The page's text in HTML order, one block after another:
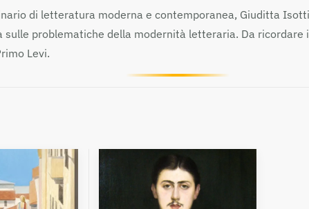
di letteratura moderna e contemporanea, Giuditta
problematiche della modernità letteraria. Da ricordare
Levi.